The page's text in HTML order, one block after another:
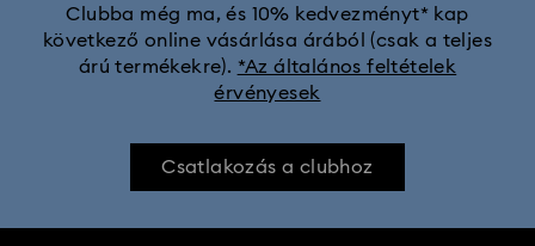
Clubba még ma, és 10% kedvezményt* kap
következő online vásárlása árából (csak a teljes
árú termékekre). *Az általános feltételek
érvényesek
Csatlakozás a clubhoz